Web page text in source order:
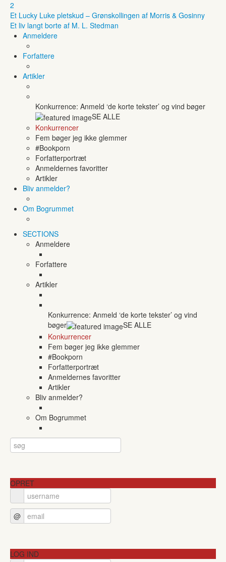
2
Et Lucky Luke pletskud – Grønskollingen af Morris & Gosinny
Et liv langt borte af M. L. Stedman
Anmeldere
Forfattere
Artikler
Konkurrence: Anmeld ‘de korte tekster’ og vind bøger
SE ALLE
Konkurrencer
Fem bøger jeg ikke glemmer
#Bookporn
Forfatterportræt
Anmeldernes favoritter
Artikler
Bliv anmelder?
Om Bogrummet
SECTIONS
Anmeldere
Forfattere
Artikler
Konkurrence: Anmeld ‘de korte tekster’ og vind
bøger
SE ALLE
Konkurrencer
Fem bøger jeg ikke glemmer
#Bookporn
Forfatterportræt
Anmeldernes favoritter
Artikler
Bliv anmelder?
Om Bogrummet
OPRET
@
LOG IND